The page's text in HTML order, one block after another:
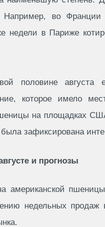
Например, во
недели в Париже
половине августа
которое имело
на площадках
зафиксирована
и прогнозы
американской
недельных